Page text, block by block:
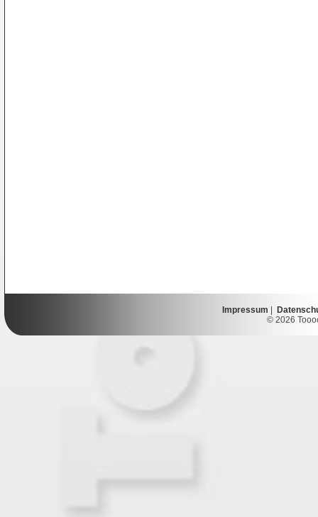
Impressum
© 2026